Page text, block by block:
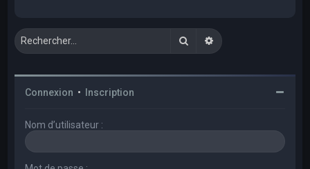
RechercherRecherche avancée
Connexion • Inscription
Nom d’utilisateur :